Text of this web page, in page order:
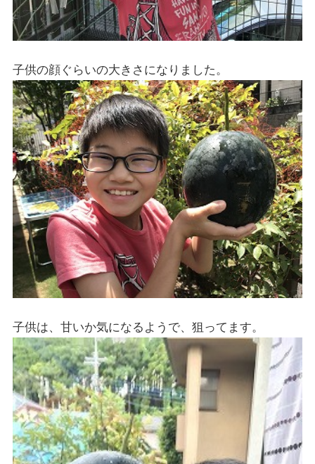
子供の顔ぐらいの大きさになりました。
子供は、甘いか気になるようで、狙ってます。